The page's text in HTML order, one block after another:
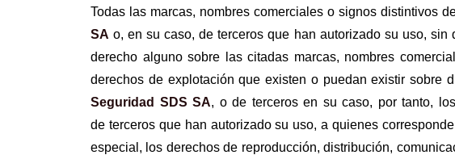
Todas las marcas, nombres comerciales o signos distintivos
SA o, en su caso, de terceros que han autorizado su uso,
derecho alguno sobre las citadas marcas, nombres
derechos de explotación que existen o puedan existir sobre
Seguridad SDS SA, o de terceros en su caso, por tanto,
de terceros que han autorizado su uso, a quienes
especial, los derechos de reproducción, distribución,